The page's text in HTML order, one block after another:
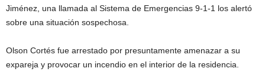
Jiménez, una llamada al Sistema de Emergencias 9-1-1 los alertó
sobre una situación sospechosa.
Olson Cortés fue arrestado por presuntamente amenazar a su
expareja y provocar un incendio en el interior de la residencia.